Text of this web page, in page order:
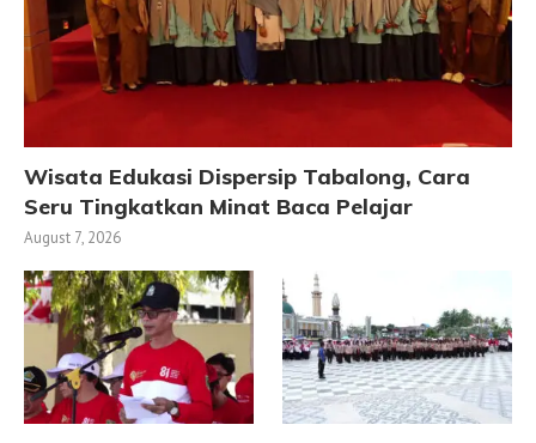
Wisata Edukasi Dispersip Tabalong, Cara
Seru Tingkatkan Minat Baca Pelajar
August 7, 2026